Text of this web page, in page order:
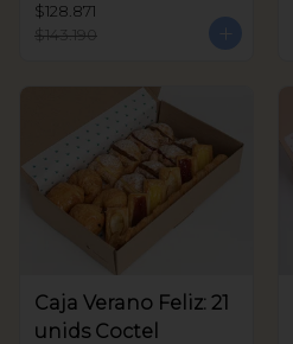
$128.871
$143.190
Caja Verano Feliz: 21
unids Coctel